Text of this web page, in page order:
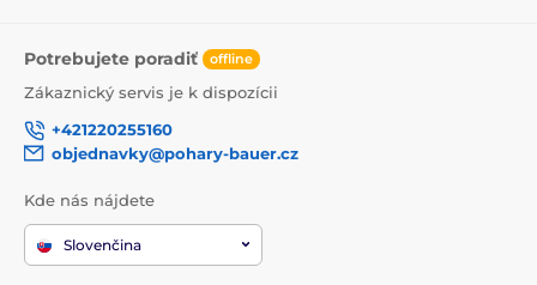
Potrebujete poradiť offline
Zákaznický servis je k dispozícii
+421220255160
objednavky@pohary-bauer.cz
Kde nás nájdete
Slovenčina